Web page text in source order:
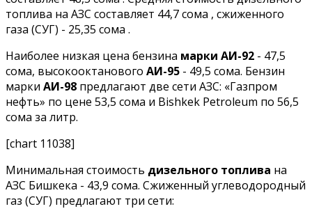
топлива на АЗС составляет 44,7 сома , сжиженного
газа (СУГ) - 25,35 сома .
Наиболее низкая цена бензина марки АИ-92 - 47,5
сома, высокооктанового АИ-95 - 49,5 сома. Бензин
марки АИ-98 предлагают две сети АЗС: «Газпром
нефть» по цене 53,5 сома и Bishkek Petroleum по 56,5
сома за литр.
[chart 11038]
Минимальная стоимость дизельного топлива на
АЗС Бишкека - 43,9 сома. Сжиженный углеводородный
газ (СУГ) предлагают три сети: